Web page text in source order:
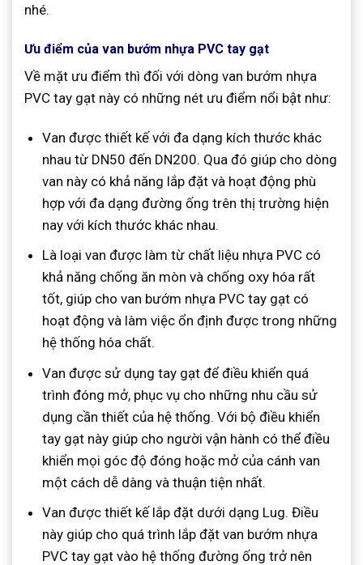
nhé.
Ưu điểm của van bướm nhựa PVC tay gạt
Về mặt ưu điểm thì đối với dòng van bướm nhựa
PVC tay gạt này có những nét ưu điểm nổi bật như:
Van được thiết kế với đa dạng kích thước khác
nhau từ DN50 đến DN200. Qua đó giúp cho dòng
van này có khả năng lắp đặt và hoạt động phù
hợp với đa dạng đường ống trên thị trường hiện
nay với kích thước khác nhau.
Là loại van được làm từ chất liệu nhựa PVC có
khả năng chống ăn mòn và chống oxy hóa rất
tốt, giúp cho van bướm nhựa PVC tay gạt có
hoạt động và làm việc ổn định được trong những
hệ thống hóa chất.
Van được sử dụng tay gạt để điều khiển quá
trình đóng mở, phục vụ cho những nhu cầu sử
dụng cần thiết của hệ thống. Với bộ điều khiển
tay gạt này giúp cho người vận hành có thể điều
khiển mọi góc độ đóng hoặc mở của cánh van
một cách dễ dàng và thuận tiện nhất.
Van được thiết kế lắp đặt dưới dạng Lug. Điều
này giúp cho quá trình lắp đặt van bướm nhựa
PVC tay gạt vào hệ thống đường ống trở nên